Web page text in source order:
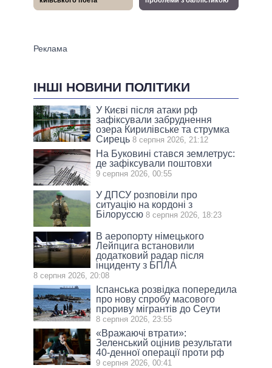
ІНШІ НОВИНИ ПОЛІТИКИ
У Києві після атаки рф
зафіксували забруднення
озера Кирилівське та струмка
Сирець 8 серпня 2026, 21:12
На Буковині стався землетрус:
де зафіксували поштовхи
9 серпня 2026, 00:55
У ДПСУ розповіли про
ситуацію на кордоні з
Білоруссю 8 серпня 2026, 18:23
В аеропорту німецького
Лейпцига встановили
додатковий радар після
інциденту з БПЛА
8 серпня 2026, 20:08
Іспанська розвідка попередила
про нову спробу масового
прориву мігрантів до Сеути
8 серпня 2026, 23:55
«Вражаючі втрати»:
Зеленський оцінив результати
40-денної операції проти рф
9 серпня 2026, 00:41